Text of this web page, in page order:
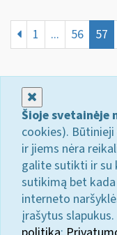
1 ... 56 57
Šioje svetainėje
cookies).
ir jiems nėra
galite sutikti ir su
sutikimą bet
interneto
įrašytus